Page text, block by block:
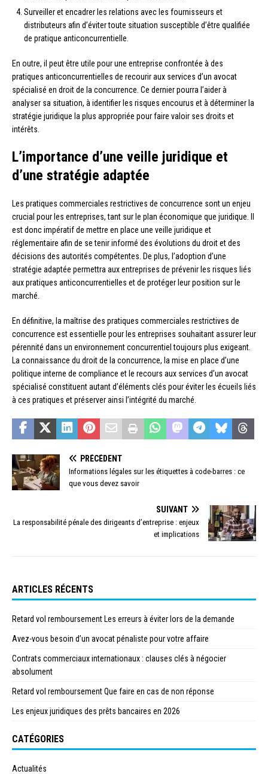
Surveiller et encadrer les relations avec les fournisseurs et
distributeurs afin d’éviter toute situation susceptible d’être qualifiée
de pratique anticoncurrentielle.
En outre, il peut être utile pour une entreprise confrontée à des
pratiques anticoncurrentielles de recourir aux services d’un avocat
spécialisé en droit de la concurrence. Ce dernier pourra l’aider à
analyser sa situation, à identifier les risques encourus et à déterminer la
stratégie juridique la plus appropriée pour faire valoir ses droits et
intérêts.
L’importance d’une veille juridique et
d’une stratégie adaptée
Les pratiques commerciales restrictives de concurrence sont un enjeu
crucial pour les entreprises, tant sur le plan économique que juridique. Il
est donc impératif de mettre en place une veille juridique et
réglementaire afin de se tenir informé des évolutions du droit et des
décisions des autorités compétentes. De plus, l’adoption d’une
stratégie adaptée permettra aux entreprises de prévenir les risques liés
aux pratiques anticoncurrentielles et de protéger leur position sur le
marché.
En définitive, la maîtrise des pratiques commerciales restrictives de
concurrence est essentielle pour les entreprises souhaitant assurer leur
pérennité dans un environnement concurrentiel toujours plus exigeant.
La connaissance du droit de la concurrence, la mise en place d’une
politique interne de compliance et le recours aux services d’un avocat
spécialisé constituent autant d’éléments clés pour éviter les écueils liés
à ces pratiques et préserver ainsi l’intégrité du marché.
PRÉCÉDENT
Informations légales sur les étiquettes à code-barres : ce
que vous devez savoir
SUIVANT
La responsabilité pénale des dirigeants d’entreprise : enjeux
et implications
ARTICLES RÉCENTS
Retard vol remboursement Les erreurs à éviter lors de la demande
Avez-vous besoin d’un avocat pénaliste pour votre affaire
Contrats commerciaux internationaux : clauses clés à négocier
absolument
Retard vol remboursement Que faire en cas de non réponse
Les enjeux juridiques des prêts bancaires en 2026
CATÉGORIES
Actualités